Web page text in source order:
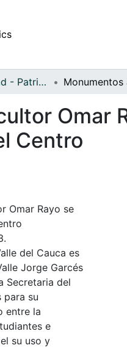
APFFVC - Ciudad - Patrimonial
Omar
Centro
Omar Rayo se
del Cauca es
Jorge Garcés
Secretaria del
para su
entre la
e
su uso y